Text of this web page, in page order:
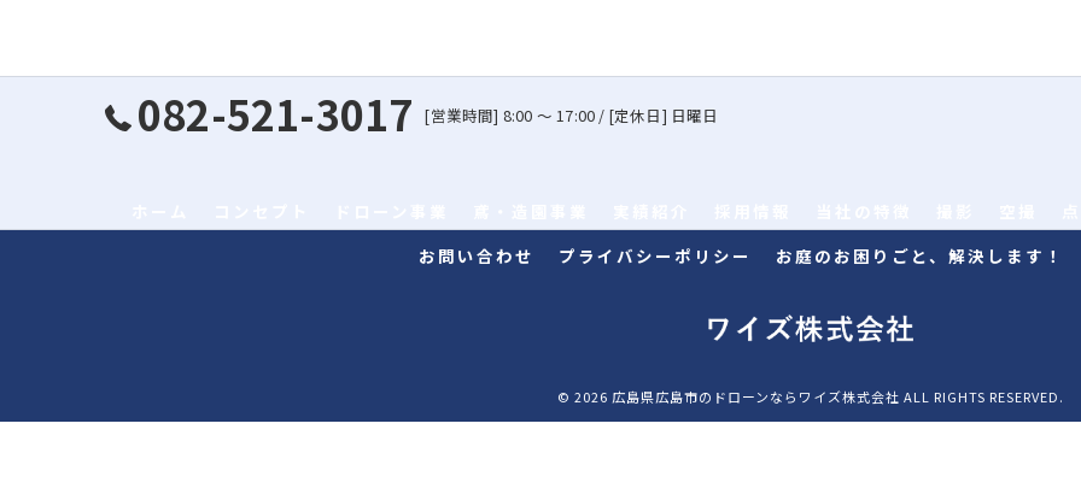
082-521-3017 [営業時間] 8:00 ～ 17:00 / [定休日] 日曜日
お問い合わせ
プライバシーポリシー お庭のお困りごと、解決します！
© 2026 広島県広島市のドローンならワイズ株式会社 ALL RIGHTS RESERVED.